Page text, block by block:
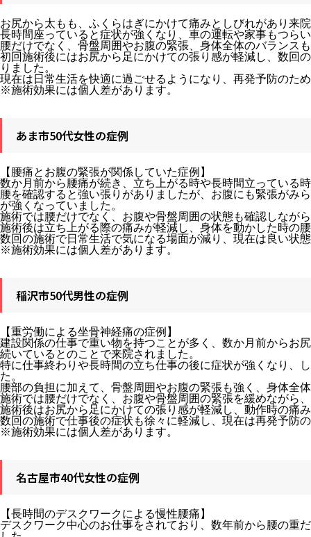
お尻から太もも、ふくらはぎにかけて痛みとしびれがあり来
長時間座っていると症状が強くなり、車の運転や家事もつら
腰だけでなく、骨盤周囲やお腹の緊張、身体全体のバランス
初回施術後にはお尻から足にかけての張り感が軽減し、数回
りました。
現在は日常生活を快適に過ごせるようになり、再発予防のた
※施術効果には個人差があります。
あま市50代女性の症例
【腰痛とお腹の緊張が関係していた症例】
数か月前から腰痛が続き、立ち上がる時や長時間立っている
腰を確認すると強い張りがありましたが、お腹にも緊張がみ
が強くなっていました。
施術では腰だけでなく、お腹や骨盤周囲の状態も確認しなが
施術後は立ち上がる際の痛みが軽減し、身体を動かした時の
数回の施術で日常生活で気になる場面が減り、現在は良い状
※施術効果には個人差があります。
稲沢市50代男性の症例
【重労働による坐骨神経痛の症例】
建設関係の仕事で重い物を持つことが多く、数か月前からお
続いているとのことで来院されました。
特に仕事終わりや長時間の立ち仕事の後に症状が強くなり、
た。
腰部の負担に加えて、骨盤周囲やお腹の緊張も強く、身体全
施術では腰だけでなく、お腹や骨盤周囲の緊張を緩めながら
施術後はお尻から足にかけての張り感が軽減し、動作時の痛
数回の施術で仕事後の症状も徐々に軽減し、現在は再発予防
※施術効果には個人差があります。
名古屋市40代女性の症例
【長時間のデスクワークによる慢性腰痛】
デスクワーク中心のお仕事をされており、数年前から腰の重